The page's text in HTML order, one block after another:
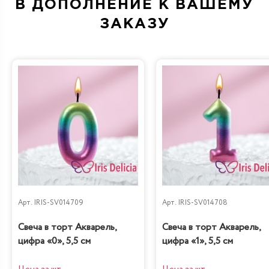
Груша-кофе-
шоколад
Наполеон
Классический
Диетическая с
вишней
Карамель&Шоколад
В ДОПОЛНЕНИЕ К ВАШЕМУ
ЗАКАЗУ
Арт. IRIS-SV014709
Свеча в торт Акварель,
цифра «0», 5,5 см
Арт. IRIS-SV014708
Свеча в торт Акварель,
цифра «1», 5,5 см